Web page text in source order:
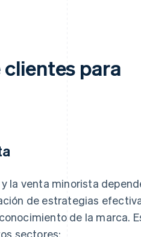
para
la venta minorista
de estrategias
de la marca.
sectores: